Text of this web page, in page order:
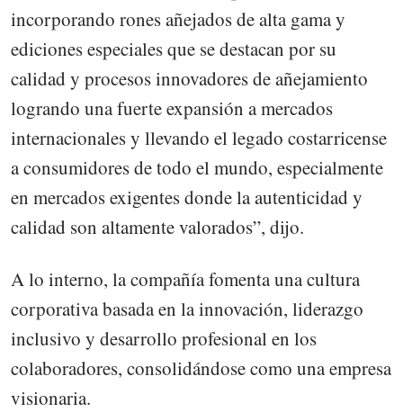
incorporando rones añejados de alta gama y
ediciones especiales que se destacan por su
calidad y procesos innovadores de añejamiento
logrando una fuerte expansión a mercados
internacionales y llevando el legado costarricense
a consumidores de todo el mundo, especialmente
en mercados exigentes donde la autenticidad y
calidad son altamente valorados”, dijo.
A lo interno, la compañía fomenta una cultura
corporativa basada en la innovación, liderazgo
inclusivo y desarrollo profesional en los
colaboradores, consolidándose como una empresa
visionaria.